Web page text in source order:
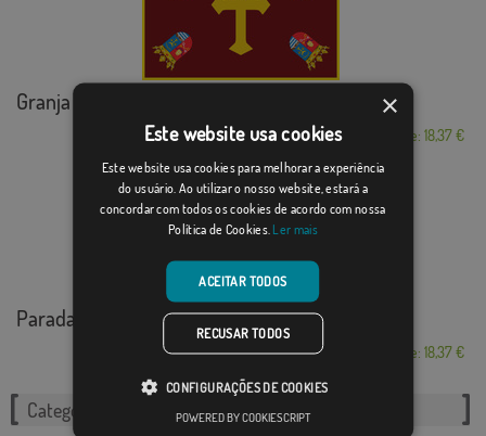
Granja de Rocamora
Desde: 18,37 €
Parada de Sil
Desde: 18,37 €
Categorias relacionadas:
×
Este website usa cookies
Este website usa cookies para melhorar a experiência
do usuário. Ao utilizar o nosso website, estará a
concordar com todos os cookies de acordo com nossa
Política de Cookies. Ler mais
ACEITAR TODOS
RECUSAR TODOS
CONFIGURAÇÕES DE COOKIES
POWERED BY COOKIESCRIPT